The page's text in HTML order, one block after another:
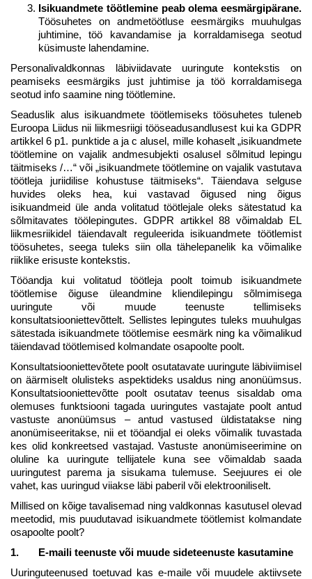
Isikuandmete töötlemine peab olema eesmärgipärane.
Töösuhetes on andmetöötluse eesmärgiks muuhulgas
juhtimine, töö kavandamise ja korraldamisega seotud
küsimuste lahendamine.
Personalivaldkonnas läbiviidavate uuringute kontekstis on
peamiseks eesmärgiks just juhtimise ja töö korraldamisega
seotud info saamine ning töötlemine.
Seaduslik alus isikuandmete töötlemiseks töösuhetes tuleneb
Euroopa Liidus nii liikmesriigi tööseadusandlusest kui ka GDPR
artikkel 6 p1. punktide a ja c alusel, mille kohaselt „isikuandmete
töötlemine on vajalik andmesubjekti osalusel sõlmitud lepingu
täitmiseks /…“ või „isikuandmete töötlemine on vajalik vastutava
töötleja juriidilise kohustuse täitmiseks“. Täiendava selguse
huvides oleks hea, kui vastavad õigused ning õigus
isikuandmeid üle anda volitatud töötlejale oleks sätestatud ka
sõlmitavates töölepingutes. GDPR artikkel 88 võimaldab EL
liikmesriikidel täiendavalt reguleerida isikuandmete töötlemist
töösuhetes, seega tuleks siin olla tähelepanelik ka võimalike
riiklike erisuste kontekstis.
Tööandja kui volitatud töötleja poolt toimub isikuandmete
töötlemise õiguse üleandmine kliendilepingu sõlmimisega
uuringute või muude teenuste tellimiseks
konsultatsiooniettevõttelt. Sellistes lepingutes tuleks muuhulgas
sätestada isikuandmete töötlemise eesmärk ning ka võimalikud
täiendavad töötlemised kolmandate osapoolte poolt.
Konsultatsiooniettevõtete poolt osutatavate uuringute läbiviimisel
on äärmiselt olulisteks aspektideks usaldus ning anonüümsus.
Konsultatsiooniettevõtte poolt osutatav teenus sisaldab oma
olemuses funktsiooni tagada uuringutes vastajate poolt antud
vastuste anonüümsus – antud vastused üldistatakse ning
anonümiseeritakse, nii et tööandjal ei oleks võimalik tuvastada
kes olid konkreetsed vastajad. Vastuste anonümiseerimine on
oluline ka uuringute tellijatele kuna see võimaldab saada
uuringutest parema ja sisukama tulemuse. Seejuures ei ole
vahet, kas uuringud viiakse läbi paberil või elektrooniliselt.
Millised on kõige tavalisemad ning valdkonnas kasutusel olevad
meetodid, mis puudutavad isikuandmete töötlemist kolmandate
osapoolte poolt?
1. E-maili teenuste või muude sideteenuste kasutamine
Uuringuteenused toetuvad kas e-maile või muudele aktiivsete